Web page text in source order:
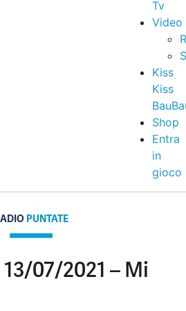
Tv
Video
Kiss
Kiss
Shop
Entra
in
gioco
PUNTATE
07/2021 – Mi